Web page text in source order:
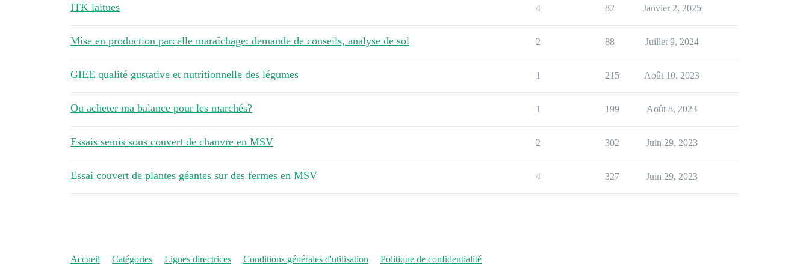
ITK laitues 4 82 Janvier 2, 2025
Mise en production parcelle maraîchage: demande de conseils, analyse de sol 2 88 Juillet 9, 2024
GIEE qualité gustative et nutritionnelle des légumes 1 215 Août 10, 2023
Ou acheter ma balance pour les marchés? 1 199 Août 8, 2023
Essais semis sous couvert de chanvre en MSV 2 302 Juin 29, 2023
Essai couvert de plantes géantes sur des fermes en MSV 4 327 Juin 29, 2023
Accueil Catégories Lignes directrices Conditions générales d'utilisation Politique de confidentialité